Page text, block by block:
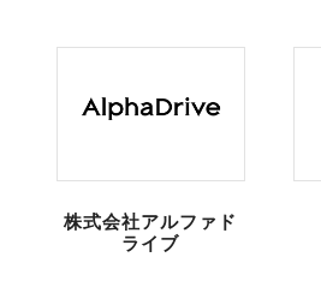
株式会社アルファド
ライブ